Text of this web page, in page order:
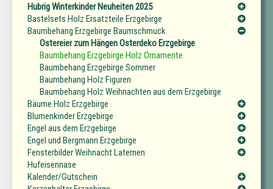
Hubrig Winterkinder Neuheiten 2025
Bastelsets Holz Ersatzteile Erzgebirge
Baumbehang Erzgebirge Baumschmuck
Ostereier zum Hängen Osterdeko Erzgebirge
Baumbehang Erzgebirge Holz Ornamente
Baumbehang Erzgebirge Sommer
Baumbehang Holz Figuren
Baumbehang Holz Weihnachten aus dem Erzgebirge
Bäume Holz Erzgebirge
Blumenkinder Erzgebirge
Engel aus dem Erzgebirge
Engel und Bergmann Erzgebirge
Fensterbilder Weihnacht Laternen
Hufeisennase
Kalender/Gutschein